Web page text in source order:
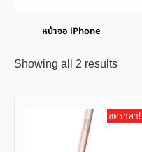
หน้าจอ iPhone
Showing all 2 results
ลดราคา!